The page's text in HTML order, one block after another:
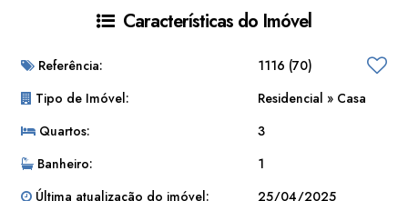
Características do Imóvel
Referência: 1116 (70)
Tipo de Imóvel:
Residencial » Casa
Quartos:
3
Banheiro:
1
Última atualização do imóvel:
25/04/2025